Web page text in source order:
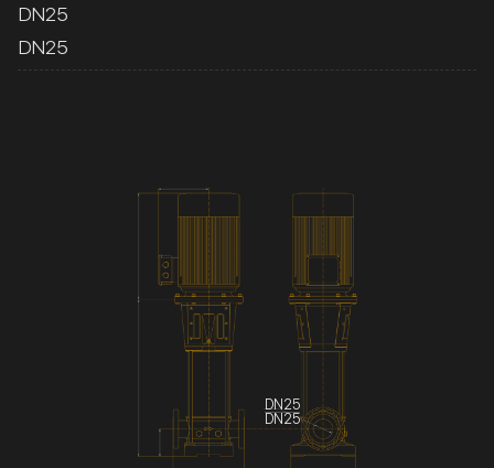
DN25
DN25
DN25
DN25